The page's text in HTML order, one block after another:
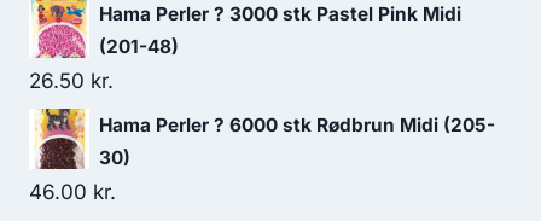
Hama Perler ? 3000 stk Pastel Pink Midi
(201-48)
26.50 kr.
Hama Perler ? 6000 stk Rødbrun Midi (205-
30)
46.00 kr.